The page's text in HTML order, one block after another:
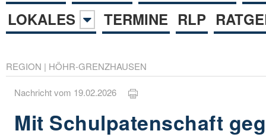
LOKALES
TERMINE RLP
REGION | HÖHR-GRENZHAUSEN
Nachricht vom 19.02.2026
Mit Schulpatenschaft